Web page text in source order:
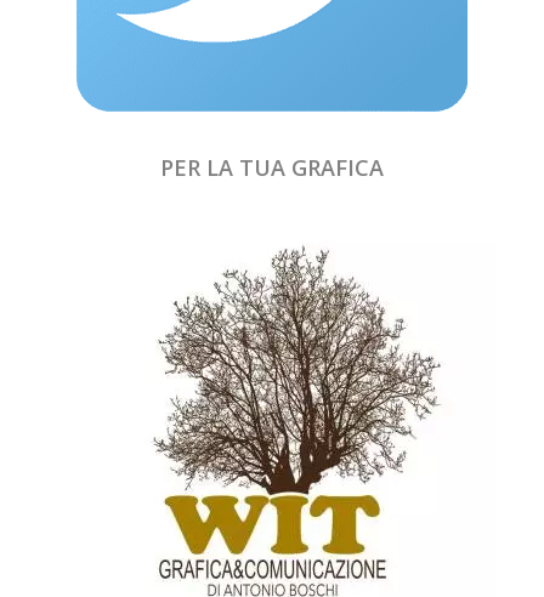
PER LA TUA GRAFICA